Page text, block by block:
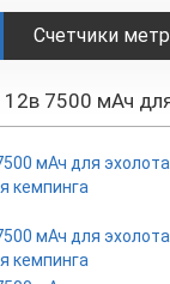
Счетчики
7500 мАч